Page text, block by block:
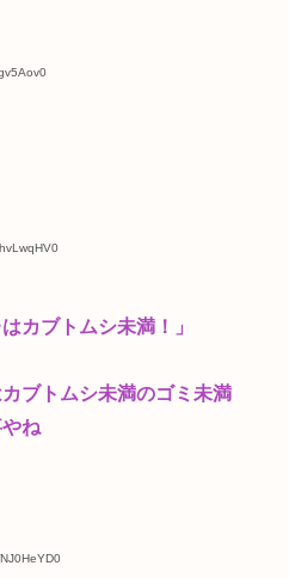
カブトムシ未満！」
ブトムシ未満のゴミ未満
ね